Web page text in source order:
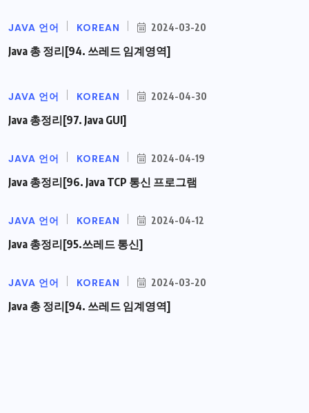
JAVA 언어 KOREAN 2024-03-20
Java 총 정리[94. 쓰레드 임계영역]
JAVA 언어 KOREAN 2024-04-30
Java 총정리[97. Java GUI]
JAVA 언어 KOREAN 2024-04-19
Java 총정리[96. Java TCP 통신 프로그램
JAVA 언어 KOREAN 2024-04-12
Java 총정리[95.쓰레드 통신]
JAVA 언어 KOREAN 2024-03-20
Java 총 정리[94. 쓰레드 임계영역]